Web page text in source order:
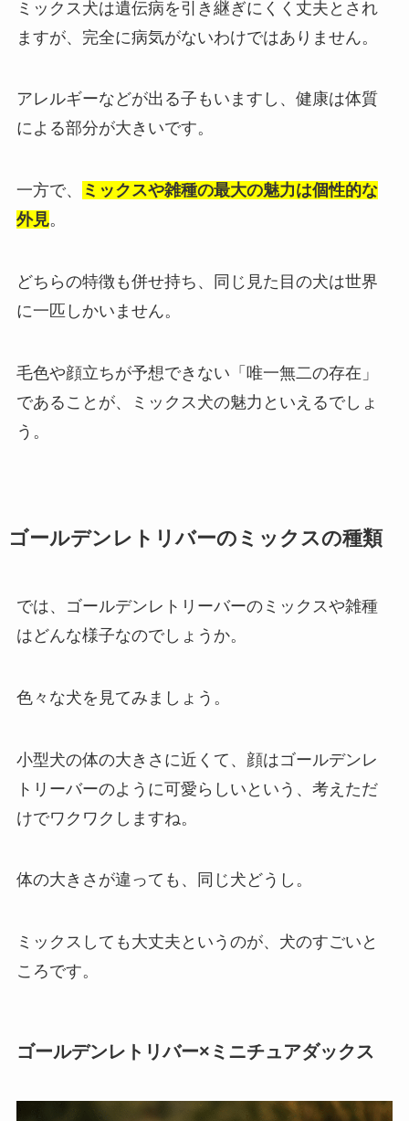
ミックス犬は遺伝病を引き継ぎにくく丈夫とされ
ますが、完全に病気がないわけではありません。
アレルギーなどが出る子もいますし、健康は体質
による部分が大きいです。
一方で、
ミックスや雑種の最大の魅力は個性的な
外見。
どちらの特徴も併せ持ち、同じ見た目の犬は世界
に一匹しかいません。
毛色や顔立ちが予想できない「唯一無二の存在」
であることが、ミックス犬の魅力といえるでしょ
う。
ゴールデンレトリバーのミックスの種類
では、ゴールデンレトリーバーのミックスや雑種
はどんな様子なのでしょうか。
色々な犬を見てみましょう。
小型犬の体の大きさに近くて、顔はゴールデンレ
トリーバーのように可愛らしいという、考えただ
けでワクワクしますね。
体の大きさが違っても、同じ犬どうし。
ミックスしても大丈夫というのが、犬のすごいと
ころです。
ゴールデンレトリバー×ミニチュアダックス